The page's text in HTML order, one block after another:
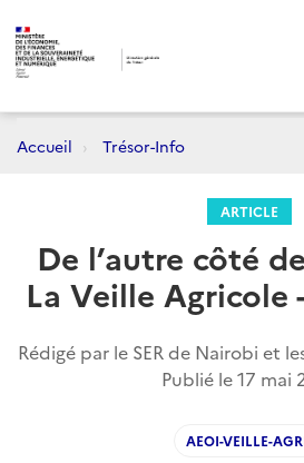
Accueil Trésor-Info
ARTICLE
De l’autre côté
La Veille Agricole
Rédigé par le SER de Nairobi et
Publié le17 mai
AEOI-VEILLE-